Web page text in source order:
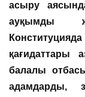
асыру
ауқымды
қағидаттары
балалы
адамдарды,